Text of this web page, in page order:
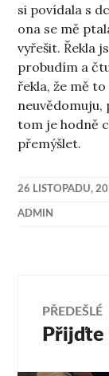
si povídala s
ona se mě
vyřešit. Řekla
probudím a
řekla, že mě
neuvědomuju,
tom je hodně
přemýšlet.
26 LISTOPADU,
ADMIN
pro
PŘEDEŠLÉ
Předchozí
Přijďte